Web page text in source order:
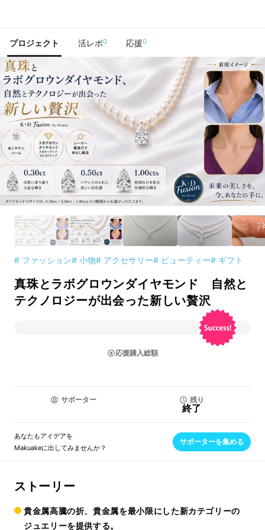
プロジェクト 活レポ0 応援0
# ファッション# 小物# アクセサリー# ビューティー# ギフト
真珠とラボグロウンダイヤモンド 自然と
テクノロジーが出会った新しい贅沢
応援購入総額
サポーター 残り
終了
あなたもアイデアを
Makuakeに出してみませんか？
サポーターを集める
ストーリー
貴金属高騰の折、貴金属を最小限にした新カテゴリーの
ジュエリーを提供する。